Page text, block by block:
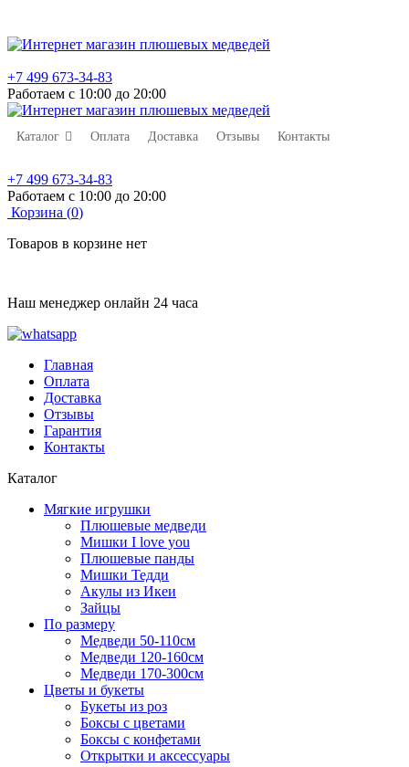
+7 499 673-34-83
Работаем с 10:00 до 20:00
Каталог Оплата Доставка Отзывы Контакты
+7 499 673-34-83
Работаем с 10:00 до 20:00
Корзина (0)
Товаров в корзине нет
Наш менеджер онлайн 24 часа
Главная
Оплата
Доставка
Отзывы
Гарантия
Контакты
Каталог
Мягкие игрушки
Плюшевые медведи
Мишки I love you
Плюшевые панды
Мишки Тедди
Акулы из Икеи
Зайцы
По размеру
Медведи 50-110см
Медведи 120-160см
Медведи 170-300см
Цветы и букеты
Букеты из роз
Боксы с цветами
Боксы с конфетами
Открытки и аксессуары